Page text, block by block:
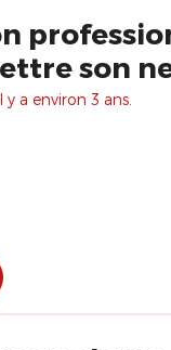
son
a environ 3 ans.